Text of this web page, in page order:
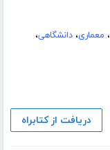
، معماری،دانشگاهی،
دریافت از کتابراه